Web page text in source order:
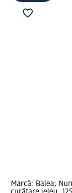
Marcă: Balea;